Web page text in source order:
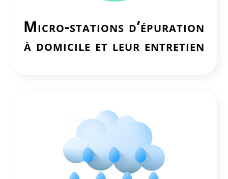
Micro-stations d’épuration
à domicile et leur entretien